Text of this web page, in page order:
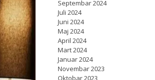
Septembar 2024
Juli 2024
Juni 2024
Maj 2024
April 2024
Mart 2024
Januar 2024
Novembar 2023
Oktobar 2023